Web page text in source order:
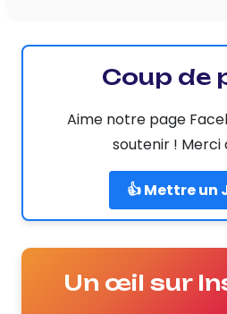
Coup de
Aime notre page
soutenir ! Merci
👍 Mettre un
Un œil sur